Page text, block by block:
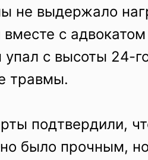
не выдержало
вместе с
с высоты 24-
травмы.
подтвердили,
было прочным,